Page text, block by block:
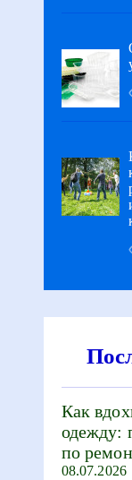
Как
одежду:
по
08.07.2026